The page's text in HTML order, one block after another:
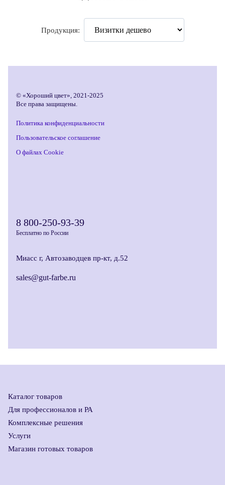
Продукция:
© «Хороший цвет», 2021-2025
Все права защищены.
Политика конфиденциальности
Пользовательское соглашение
О файлах Cookie
8 800-250-93-39
Бесплатно по России
Миасс г, Автозаводцев пр-кт, д.52
sales@gut-farbe.ru
Каталог товаров
Для профессионалов и РА
Комплексные решения
Услуги
Магазин готовых товаров